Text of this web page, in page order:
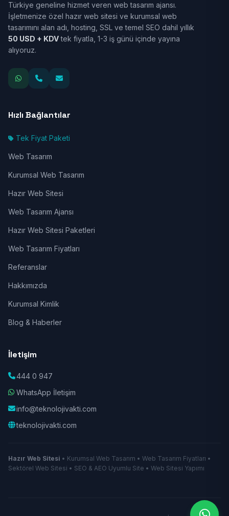
Türkiye geneline hizmet veren web tasarım ajansı.
İşletmenize özel hazır web sitesi ve kurumsal web
tasarımını alan adı, hosting, SSL ve temel SEO dahil yıllık
50 USD + KDVtek fiyatla, 1-3 iş günü içinde yayına
alıyoruz.
Hızlı Bağlantılar
Tek Fiyat Paketi
Web Tasarım
Kurumsal Web Tasarım
Hazır Web Sitesi
Web Tasarım Ajansı
Hazır Web Sitesi Paketleri
Web Tasarım Fiyatları
Referanslar
Hakkımızda
Kurumsal Kimlik
Blog & Haberler
İletişim
444 0 947
WhatsApp İletişim
info@teknolojivakti.com
teknolojivakti.com
Hazır Web Sitesi • Kurumsal Web Tasarım • Web Tasarım Fiyatları •
Sektörel Web Sitesi • SEO & AEO Uyumlu Site • Web Sitesi Yapımı